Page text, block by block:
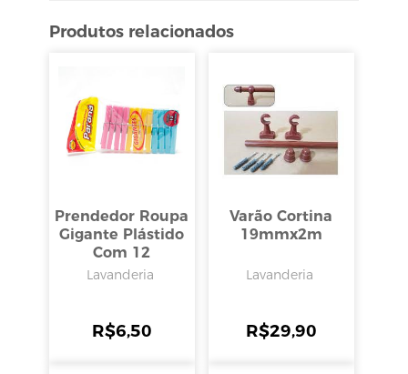
Produtos relacionados
Prendedor Roupa
Gigante Plástido
Com 12
Unidades, Parana
Lavanderia
R$6,50
Varão Cortina
19mmx2m
Lavanderia
R$29,90